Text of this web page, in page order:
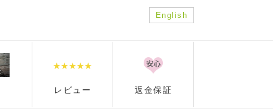
English
レビュー 返金保証